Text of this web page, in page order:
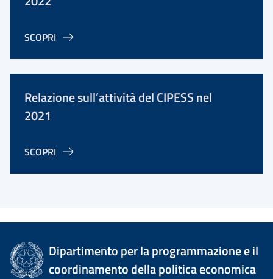
SCOPRI
Relazione sull’attività del CIPESS nel
2021
SCOPRI
Dipartimento per la programmazione e il
coordinamento della politica economica